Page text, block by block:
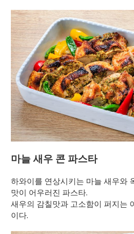
마늘 새우 콘 파스타
하와이를 연상시키는 마늘 새우와
맛이 어우러진 파스타.
새우의 감칠맛과 고소함이 퍼지는
이다.